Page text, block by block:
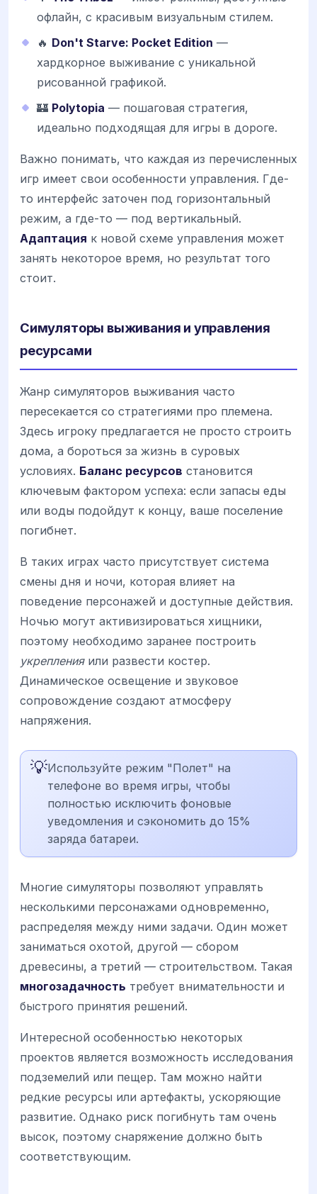
офлайн, с красивым визуальным стилем.
🔥 Don't Starve: Pocket Edition —
хардкорное выживание с уникальной
рисованной графикой.
🏰 Polytopia — пошаговая стратегия,
идеально подходящая для игры в дороге.
Важно понимать, что каждая из перечисленных
игр имеет свои особенности управления. Где-
то интерфейс заточен под горизонтальный
режим, а где-то — под вертикальный.
Адаптация к новой схеме управления может
занять некоторое время, но результат того
стоит.
Симуляторы выживания и управления
ресурсами
Жанр симуляторов выживания часто
пересекается со стратегиями про племена.
Здесь игроку предлагается не просто строить
дома, а бороться за жизнь в суровых
условиях. Баланс ресурсов становится
ключевым фактором успеха: если запасы еды
или воды подойдут к концу, ваше поселение
погибнет.
В таких играх часто присутствует система
смены дня и ночи, которая влияет на
поведение персонажей и доступные действия.
Ночью могут активизироваться хищники,
поэтому необходимо заранее построить
укрепленияили развести костер.
Динамическое освещение и звуковое
сопровождение создают атмосферу
напряжения.
💡Используйте режим "Полет" на
телефоне во время игры, чтобы
полностью исключить фоновые
уведомления и сэкономить до 15%
заряда батареи.
Многие симуляторы позволяют управлять
несколькими персонажами одновременно,
распределяя между ними задачи. Один может
заниматься охотой, другой — сбором
древесины, а третий — строительством. Такая
многозадачность требует внимательности и
быстрого принятия решений.
Интересной особенностью некоторых
проектов является возможность исследования
подземелий или пещер. Там можно найти
редкие ресурсы или артефакты, ускоряющие
развитие. Однако риск погибнуть там очень
высок, поэтому снаряжение должно быть
соответствующим.